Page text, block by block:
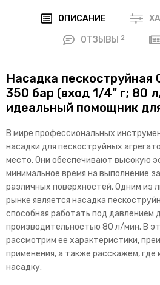
ОПИСАНИЕ
ОТЗЫВЫ 2
Насадка пескоструйная
350 бар (вход 1/4" г; 80
идеальный помощник
В мире профессиональных
насадки для пескоструйных
место. Они обеспечивают высокую
минимальное время на выполнение
различных поверхностей. Одним из
рынке является насадка
способная работать под давлением
производительностью 80 л/мин. В
рассмотрим ее характеристики,
применения, а также расскажем,
насадку.